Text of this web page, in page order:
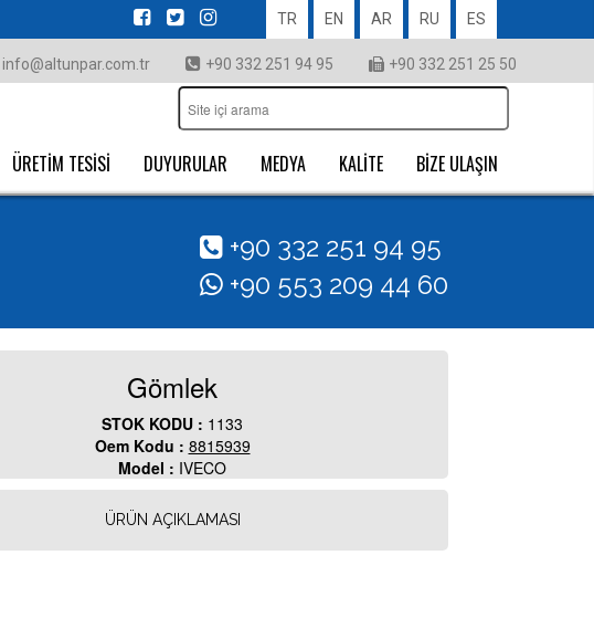
TR EN AR RU ES
+90 332 251 94 95 +90 332 251 25 50
ÜRETİM TESİSİ DUYURULAR MEDYA KALİTE BİZE ULAŞIN
+90 332 251 94 95
+90 553 209 44 60
Gömlek
STOK KODU : 1133
Oem Kodu : 8815939
Model : IVECO
ÜRÜN AÇIKLAMASI